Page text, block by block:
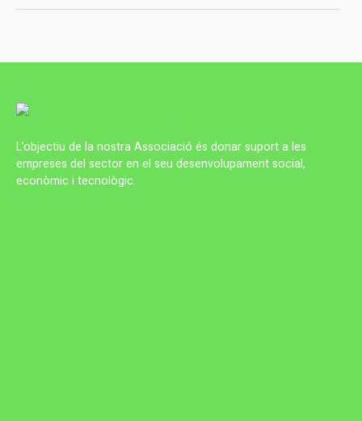
L’objectiu de la nostra Associació és donar suport a les
empreses del sector en el seu desenvolupament social,
econòmic i tecnològic.